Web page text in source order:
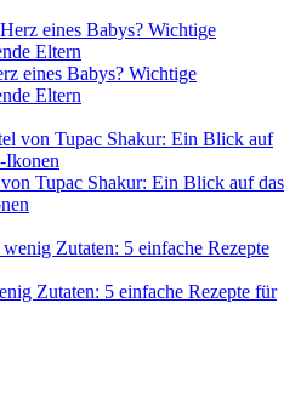
eines Babys? Wichtige
Eltern
Tupac Shakur: Ein Blick auf das
Zutaten: 5 einfache Rezepte für